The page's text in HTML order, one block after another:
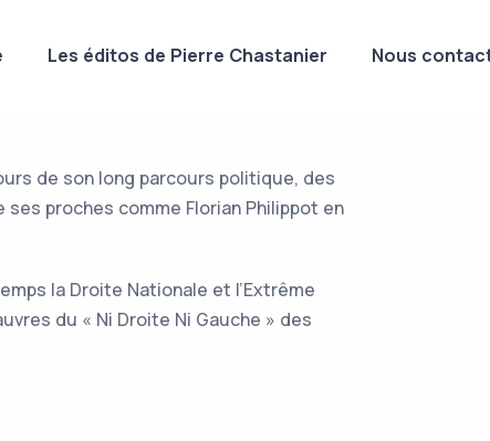
Les éditos de Pierre Chastanier Nous
de son long parcours politique, des
proches comme Florian Philippot en
la Droite Nationale et l’Extrême
du « Ni Droite Ni Gauche » des